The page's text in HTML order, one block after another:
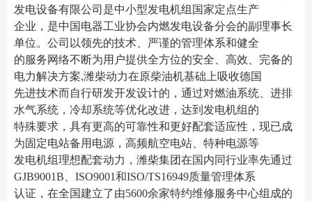
发电设备有限公司是中小型发电机组国家定点生产
企业，是中国电器工业协会内燃发电设备分会的副理事长
单位。公司以领先的技术、严谨的管理体系和健全
的服务网络不断为用户提供全方位的安全、高效、完备的
电力解决方案,潍柴动力在原柴油机基础上吸收德国
先进技术而自行研发开发设计的，通过对燃油系统、进排
水气系统，冷却系统等优化改进，达到发电机组的
特殊要求，具有更高的可靠性和更好配套适应性，现已成
为固定电站备用电源，高频航空电站、特种电源等
发电机组理想配套动力，潍柴集团在国内同行业率先通过
GJB9001B、ISO9001和ISO/TS16949质量管理体系
认证，在全国建立了由5600余家特约维修服务中心组成的